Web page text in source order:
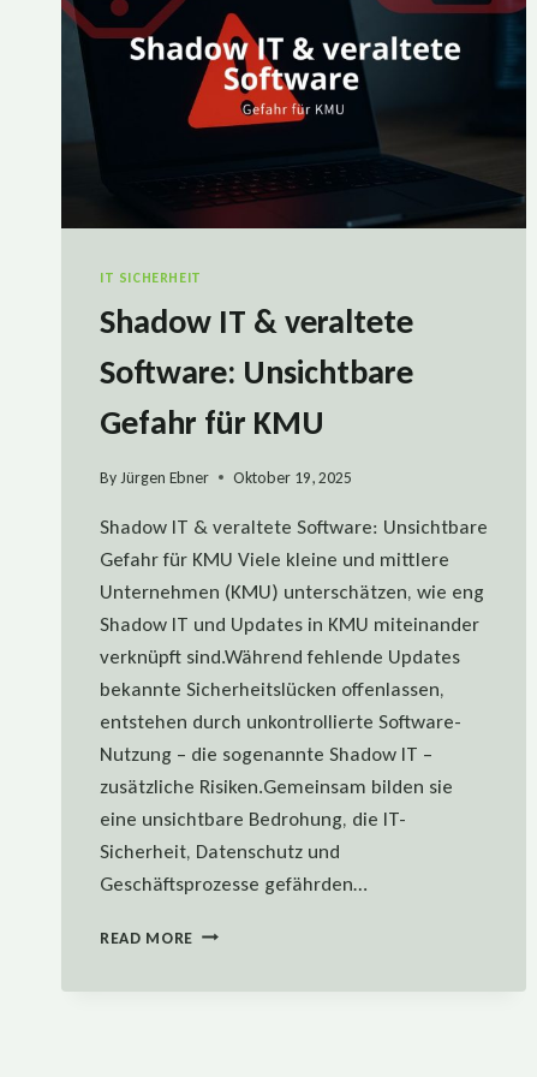
IT SICHERHEIT
Shadow IT & veraltete
Software: Unsichtbare
Gefahr für KMU
ByJürgen Ebner Oktober 19, 2025
Shadow IT & veraltete Software: Unsichtbare
Gefahr für KMU Viele kleine und mittlere
Unternehmen (KMU) unterschätzen, wie eng
Shadow IT und Updates in KMU miteinander
verknüpft sind.Während fehlende Updates
bekannte Sicherheitslücken offenlassen,
entstehen durch unkontrollierte Software-
Nutzung – die sogenannte Shadow IT –
zusätzliche Risiken.Gemeinsam bilden sie
eine unsichtbare Bedrohung, die IT-
Sicherheit, Datenschutz und
Geschäftsprozesse gefährden…
READ MORE SHADOW